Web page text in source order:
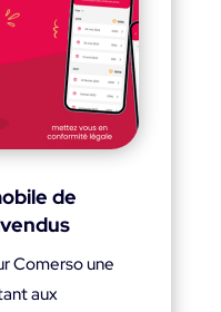
de
Comerso une
aux